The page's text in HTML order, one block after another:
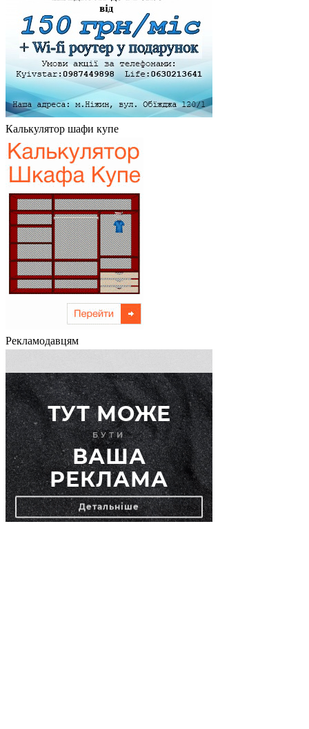
Калькулятор шафи купе
Рекламодавцям